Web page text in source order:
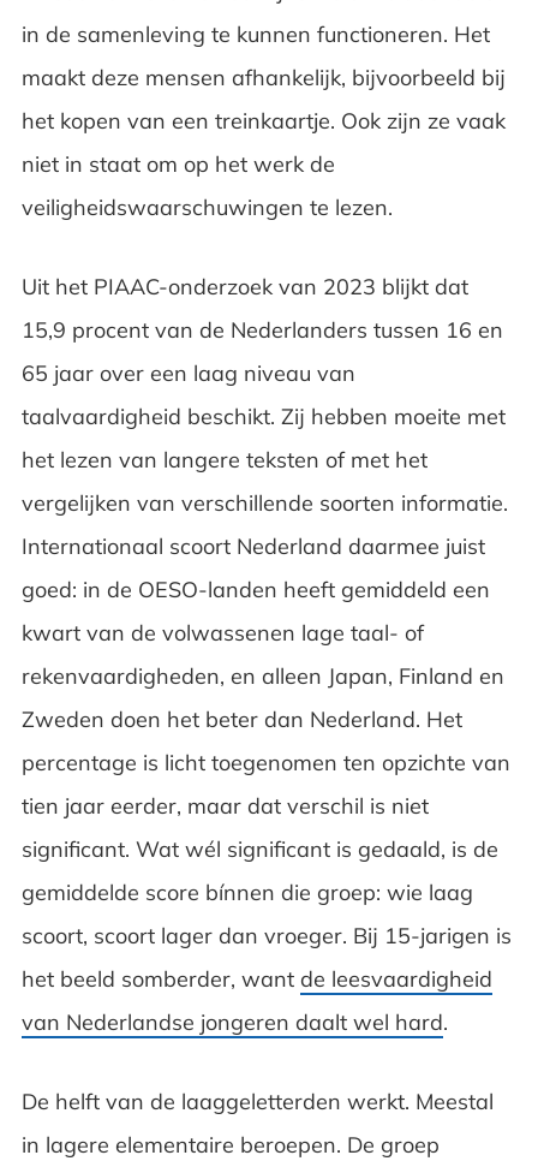
in de samenleving te kunnen functioneren. Het
maakt deze mensen afhankelijk, bijvoorbeeld bij
het kopen van een treinkaartje. Ook zijn ze vaak
niet in staat om op het werk de
veiligheidswaarschuwingen te lezen.
Uit het PIAAC-onderzoek van 2023 blijkt dat
15,9 procent van de Nederlanders tussen 16 en
65 jaar over een laag niveau van
taalvaardigheid beschikt. Zij hebben moeite met
het lezen van langere teksten of met het
vergelijken van verschillende soorten informatie.
Internationaal scoort Nederland daarmee juist
goed: in de OESO-landen heeft gemiddeld een
kwart van de volwassenen lage taal- of
rekenvaardigheden, en alleen Japan, Finland en
Zweden doen het beter dan Nederland. Het
percentage is licht toegenomen ten opzichte van
tien jaar eerder, maar dat verschil is niet
significant. Wat wél significant is gedaald, is de
gemiddelde score bínnen die groep: wie laag
scoort, scoort lager dan vroeger. Bij 15-jarigen is
het beeld somberder, want de leesvaardigheid
van Nederlandse jongeren daalt wel hard.
De helft van de laaggeletterden werkt. Meestal
in lagere elementaire beroepen. De groep